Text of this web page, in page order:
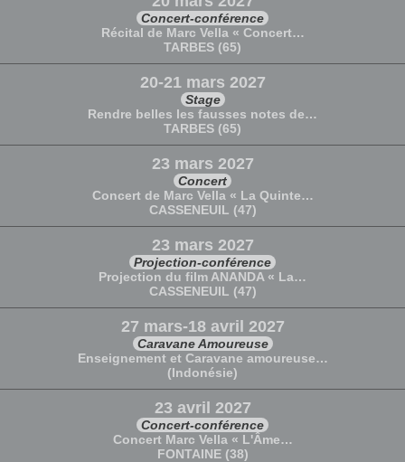
Concert-conférence
Récital de Marc Vella « Concert…
TARBES (65)
20-21 mars 2027
Stage
Rendre belles les fausses notes de…
TARBES (65)
23 mars 2027
Concert
Concert de Marc Vella « La Quinte…
CASSENEUIL (47)
23 mars 2027
Projection-conférence
Projection du film ANANDA « La…
CASSENEUIL (47)
27 mars-18 avril 2027
Caravane Amoureuse
Enseignement et Caravane amoureuse…
(Indonésie)
23 avril 2027
Concert-conférence
Concert Marc Vella « L'Âme…
FONTAINE (38)